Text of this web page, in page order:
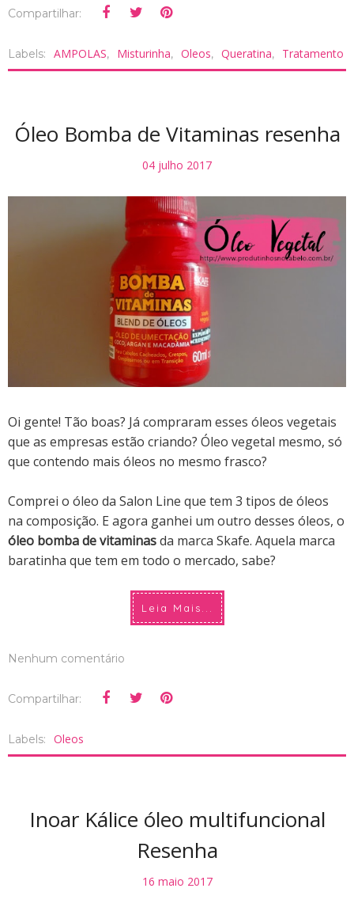
Compartilhar:
Labels: AMPOLAS, Misturinha, Oleos, Queratina, Tratamento
Óleo Bomba de Vitaminas resenha
04 julho 2017
Oi gente! Tão boas? Já compraram esses óleos vegetais
que as empresas estão criando? Óleo vegetal mesmo, só
que contendo mais óleos no mesmo frasco?
Comprei o óleo da Salon Line que tem 3 tipos de óleos
na composição. E agora ganhei um outro desses óleos, o
óleo bomba de vitaminasda marca Skafe. Aquela marca
baratinha que tem em todo o mercado, sabe?
Leia Mais...
Nenhum comentário
Compartilhar:
Labels: Oleos
Inoar Kálice óleo multifuncional
Resenha
16 maio 2017